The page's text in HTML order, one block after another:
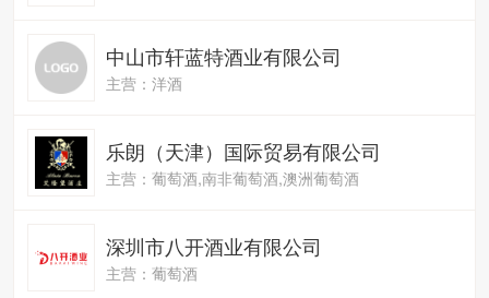
中山市轩蓝特酒业有限公司
主营：洋酒
乐朗（天津）国际贸易有限公司
主营：葡萄酒,南非葡萄酒,澳洲葡萄酒
深圳市八开酒业有限公司
主营：葡萄酒